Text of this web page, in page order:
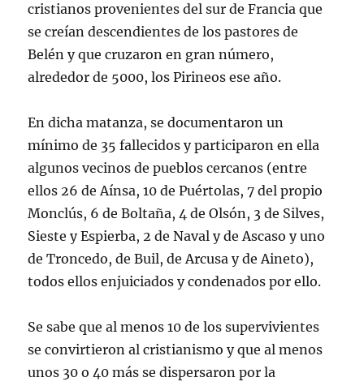
cristianos provenientes del sur de Francia que
se creían descendientes de los pastores de
Belén y que cruzaron en gran número,
alrededor de 5000, los Pirineos ese año.
En dicha matanza, se documentaron un
mínimo de 35 fallecidos y participaron en ella
algunos vecinos de pueblos cercanos (entre
ellos 26 de Aínsa, 10 de Puértolas, 7 del propio
Monclús, 6 de Boltaña, 4 de Olsón, 3 de Silves,
Sieste y Espierba, 2 de Naval y de Ascaso y uno
de Troncedo, de Buil, de Arcusa y de Aineto),
todos ellos enjuiciados y condenados por ello.
Se sabe que al menos 10 de los supervivientes
se convirtieron al cristianismo y que al menos
unos 30 o 40 más se dispersaron por la